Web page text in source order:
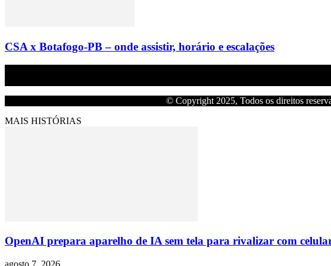
CSA x Botafogo-PB – onde assistir, horário e escalações
© Copyright 2025, Todos os direitos
MAIS HISTÓRIAS
OpenAI prepara aparelho de IA sem tela para rivalizar com
agosto 7, 2026